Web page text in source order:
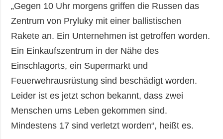
„Gegen 10 Uhr morgens griffen die Russen das
Zentrum von Pryluky mit einer ballistischen
Rakete an. Ein Unternehmen ist getroffen worden.
Ein Einkaufszentrum in der Nähe des
Einschlagorts, ein Supermarkt und
Feuerwehrausrüstung sind beschädigt worden.
Leider ist es jetzt schon bekannt, dass zwei
Menschen ums Leben gekommen sind.
Mindestens 17 sind verletzt worden“, heißt es.